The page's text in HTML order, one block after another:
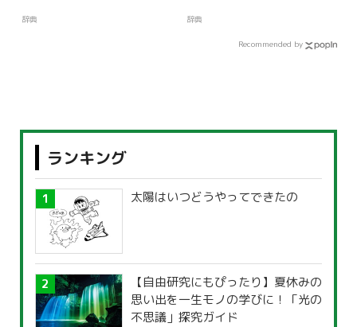
辞典 辞典
Recommended by
ランキング
太陽はいつどうやってできたの
【自由研究にもぴったり】夏休みの
思い出を一生モノの学びに！「光の
不思議」探究ガイド